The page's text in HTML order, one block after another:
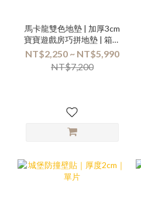
馬卡龍雙色地墊 | 加厚3cm
寶寶遊戲房巧拼地墊 | 箱購
優惠專區
NT$2,250 ~ NT$5,990
NT$7,200